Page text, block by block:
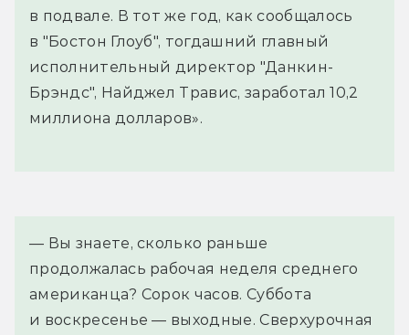
в подвале. В тот же год, как сообщалось
в "Бостон Глоуб", тогдашний главный
исполнительный директор "Данкин-
Брэндс", Найджел Травис, заработал 10,2
миллиона долларов».
— Вы знаете, сколько раньше
продолжалась рабочая неделя среднего
американца? Сорок часов. Суббота
и воскресенье — выходные. Сверхурочная